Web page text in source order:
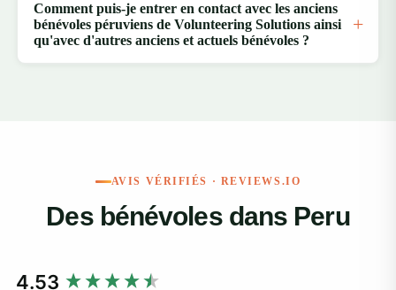
Comment puis-je entrer en contact avec les anciens
bénévoles péruviens de Volunteering Solutions ainsi
qu'avec d'autres anciens et actuels bénévoles ?
AVIS VÉRIFIÉS · REVIEWS.IO
Des bénévoles dans Peru
4.53
New content loaded